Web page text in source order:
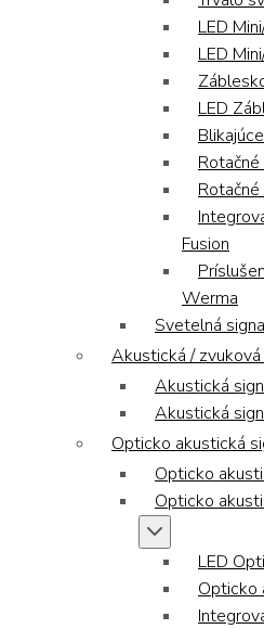
LED
LED
LED
Fusion
Werma
Svetelná
Akustická / zvuková
Akustická
Akustická
Opticko akustická
Opticko
Opticko
LED
Opticko